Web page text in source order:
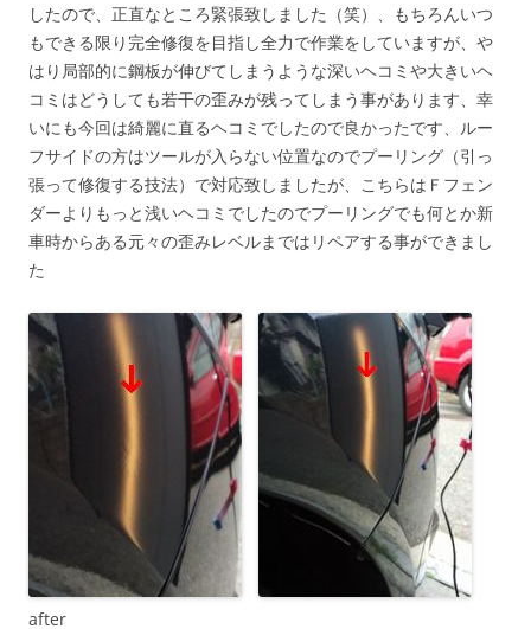
したので、正直なところ緊張致しました（笑）、もちろんいつ
もできる限り完全修復を目指し全力で作業をしていますが、や
はり局部的に鋼板が伸びてしまうような深いヘコミや大きいヘ
コミはどうしても若干の歪みが残ってしまう事があります、幸
いにも今回は綺麗に直るヘコミでしたので良かったです、ルー
フサイドの方はツールが入らない位置なのでプーリング（引っ
張って修復する技法）で対応致しましたが、こちらはＦフェン
ダーよりもっと浅いヘコミでしたのでプーリングでも何とか新
車時からある元々の歪みレベルまではリペアする事ができまし
た
after